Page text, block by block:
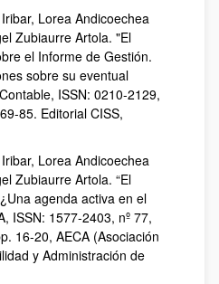
Lorea Andicoechea
Zubiaurre Artola. "El
el Informe de Gestión.
sobre su eventual
ISSN: 0210-2129,
85. Editorial CISS,
Lorea Andicoechea
Zubiaurre Artola. “El
agenda activa en el
ISSN: 1577-2403, nº 77,
16-20, AECA (Asociación
y Administración de